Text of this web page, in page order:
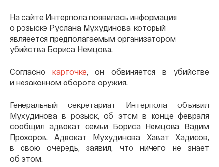
На сайте Интерпола появилась информация
о розыске Руслана Мухудинова, который
являеется предполагаемым организатором
убийства Бориса Немцова.
Согласнокарточке, он обвиняется в убийстве
и незаконном обороте оружия.
Генеральный секретариат Интерпола объявил
Мухудинова в розыск, об этом в конце февраля
сообщил адвокат семьи Бориса Немцова Вадим
Прохоров. Адвокат Мухудинова Хават Хадисов,
в свою очередь, заявил, что ничего не знает
об этом.